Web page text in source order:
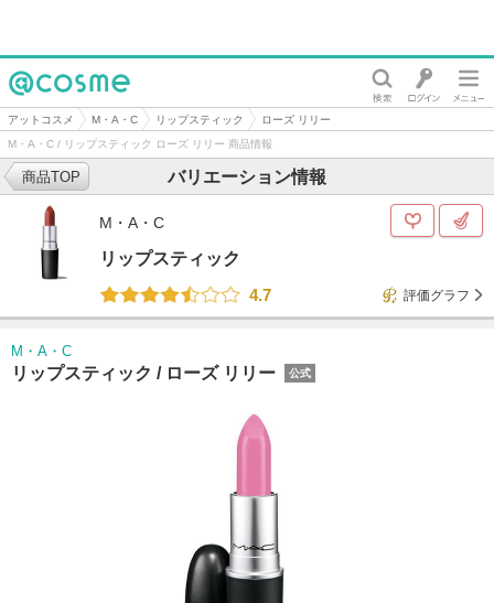
@cosme
アットコスメ M・A・C リップスティック
ローズ リリー
M・A・C / リップスティック ローズ リリー 商品情報
バリエーション情報
商品TOP
M・A・C
リップスティック
4.7
評価グラフ
M・A・C
リップスティック / ローズ リリー 公式